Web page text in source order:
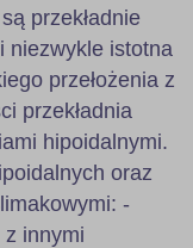
przekładnie
niezwykle istotna
przełożenia z
przekładnia
hipoidalnymi.
oraz
-
innymi